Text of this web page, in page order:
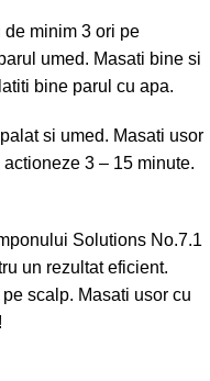
minim 3 ori pe
umed. Masati bine si
bine parul cu apa.
si umed. Masati usor
3 – 15 minute.
Solutions No.7.1
un rezultat eficient.
scalp. Masati usor cu